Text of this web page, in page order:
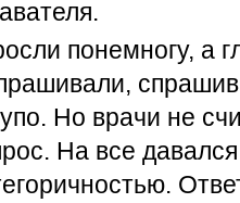
понемногу, а
Но врачи не
На все давался